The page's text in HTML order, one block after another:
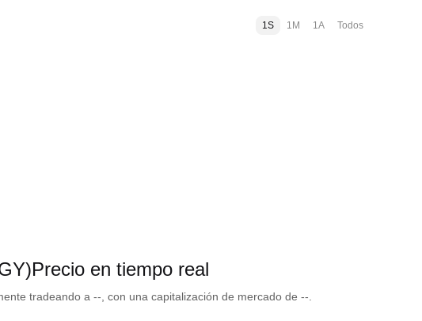
1S 1M 1A Todos
en tiempo real
tradeando a --, con una capitalización de mercado de --.